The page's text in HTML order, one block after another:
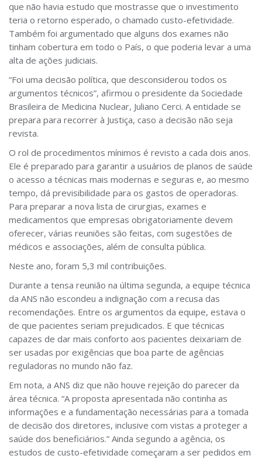
que não havia estudo que mostrasse que o investimento
teria o retorno esperado, o chamado custo-efetividade.
Também foi argumentado que alguns dos exames não
tinham cobertura em todo o País, o que poderia levar a uma
alta de ações judiciais.
“Foi uma decisão política, que desconsiderou todos os
argumentos técnicos”, afirmou o presidente da Sociedade
Brasileira de Medicina Nuclear, Juliano Cerci. A entidade se
prepara para recorrer à Justiça, caso a decisão não seja
revista.
O rol de procedimentos mínimos é revisto a cada dois anos.
Ele é preparado para garantir a usuários de planos de saúde
o acesso a técnicas mais modernas e seguras e, ao mesmo
tempo, dá previsibilidade para os gastos de operadoras.
Para preparar a nova lista de cirurgias, exames e
medicamentos que empresas obrigatoriamente devem
oferecer, várias reuniões são feitas, com sugestões de
médicos e associações, além de consulta pública.
Neste ano, foram 5,3 mil contribuições.
Durante a tensa reunião na última segunda, a equipe técnica
da ANS não escondeu a indignação com a recusa das
recomendações. Entre os argumentos da equipe, estava o
de que pacientes seriam prejudicados. E que técnicas
capazes de dar mais conforto aos pacientes deixariam de
ser usadas por exigências que boa parte de agências
reguladoras no mundo não faz.
Em nota, a ANS diz que não houve rejeição do parecer da
área técnica. “A proposta apresentada não continha as
informações e a fundamentação necessárias para a tomada
de decisão dos diretores, inclusive com vistas a proteger a
saúde dos beneficiários.” Ainda segundo a agência, os
estudos de custo-efetividade começaram a ser pedidos em